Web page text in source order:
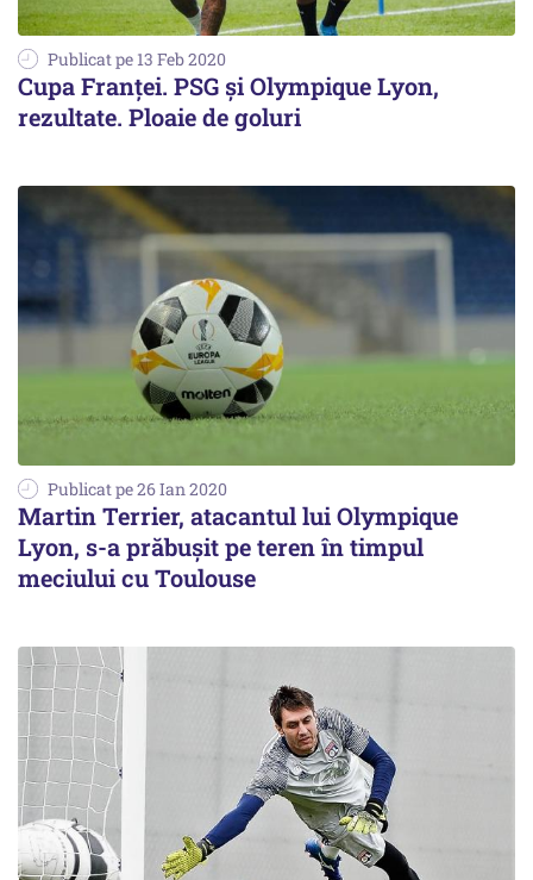
Publicat pe 13 Feb 2020
Cupa Franţei. PSG şi Olympique Lyon,
rezultate. Ploaie de goluri
Publicat pe 26 Ian 2020
Martin Terrier, atacantul lui Olympique
Lyon, s-a prăbușit pe teren în timpul
meciului cu Toulouse